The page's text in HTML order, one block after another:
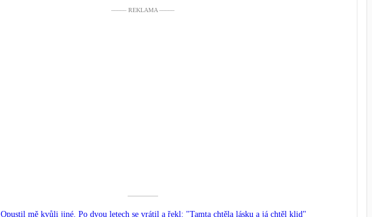
––––– REKLAMA –––––
––––––––––
Opustil mě kvůli jiné. Po dvou letech se vrátil a řekl: "Tamta chtěla lásku a já chtěl klid"